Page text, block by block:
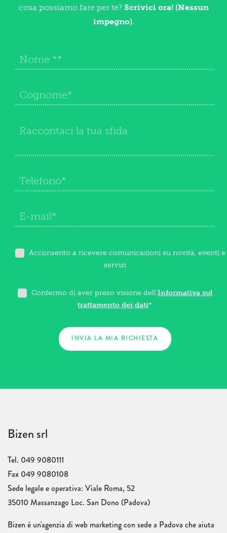
cosa possiamo fare per te? Scrivici ora! (Nessun
impegno).
Acconsento a ricevere comunicazioni su novità, eventi e
servizi
Confermo di aver preso visione dell'Informativa sul
trattamento dei dati*
Bizen srl
Tel. 049 9080111
Fax 049 9080108
Sede legale e operativa: Viale Roma, 52
35010 Massanzago Loc. San Dono (Padova)
Bizen è un'agenzia di web marketing con sede a Padova che aiuta